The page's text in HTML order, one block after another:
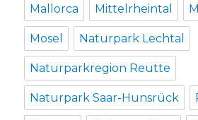
Mallorca Mittelrheintal
Mosel Naturpark Lechtal
Naturparkregion Reutte
Naturpark Saar-Hunsrück